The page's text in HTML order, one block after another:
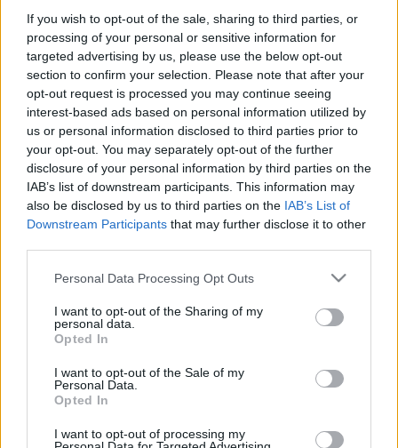
If you wish to opt-out of the sale, sharing to third parties, or
processing of your personal or sensitive information for
targeted advertising by us, please use the below opt-out
section to confirm your selection. Please note that after your
opt-out request is processed you may continue seeing
interest-based ads based on personal information utilized by
us or personal information disclosed to third parties prior to
your opt-out. You may separately opt-out of the further
disclosure of your personal information by third parties on the
IAB’s list of downstream participants. This information may
also be disclosed by us to third parties on the IAB’s List of
Downstream Participants that may further disclose it to other
Please note that this website/app uses one or more Google
not limited to your visit or usage behaviour. You may click to
grant or deny consent to Google and its third-party tags to
use your data for below specified purposes in below Google
consent section.
Personal Data Processing Opt Outs
I want to opt-out of the Sharing of my
personal data.
Opted In
I want to opt-out of the Sale of my
Personal Data.
Opted In
I want to opt-out of processing my
művészeti szempontból is kiváló, óriási gyűjteményben
találtam magam". Az 1978 óta folyamatosan működő
kerámiaműhely gyűjteményében több mint 40 ország 799
művésze képviselteti magát, ami már önmagában is egy
teljes múzeum - tette hozzá.
Halász János kultúráért felelős államtitkár
megnyitóbeszédében kifejtette: a kultúrában az
jó példa van. Hozzátette, hogy az országos nagy múzeumok
már elindultak az együttműködés útján, saját
gyűjteményeikből az ország több településén rendeznek
műhely mostani kiállítása is. A budapesti intézmények, mint
például az Iparművészeti Múzeum is, befogadnak olyan
gyűjteményeket és anyagokat, amelyek a fővárosban ritkán